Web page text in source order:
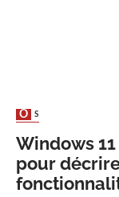
OS
Windows
pour